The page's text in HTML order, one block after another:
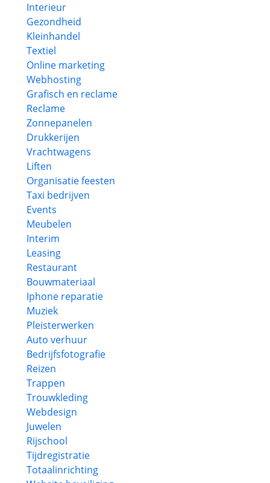
Interieur
Gezondheid
Kleinhandel
Textiel
Online marketing
Webhosting
Grafisch en reclame
Reclame
Zonnepanelen
Drukkerijen
Vrachtwagens
Liften
Organisatie feesten
Taxi bedrijven
Events
Meubelen
Interim
Leasing
Restaurant
Bouwmateriaal
Iphone reparatie
Muziek
Pleisterwerken
Auto verhuur
Bedrijfsfotografie
Reizen
Trappen
Trouwkleding
Webdesign
Juwelen
Rijschool
Tijdregistratie
Totaalinrichting